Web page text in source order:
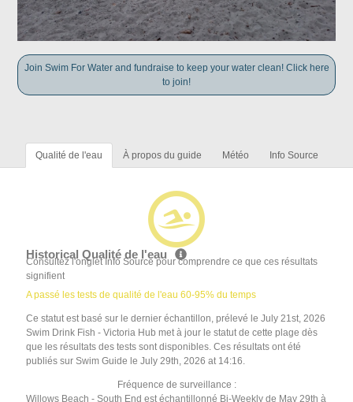
Join Swim For Water and fundraise to keep your water clean! Click here
to join!
Qualité de l'eau À propos du guide Météo Info Source
Historical Qualité de l'eau
Consultez l'onglet Info Source pour comprendre ce que ces résultats
signifient
A passé les tests de qualité de l'eau 60-95% du temps
Ce statut est basé sur le dernier échantillon, prélevé le July 21st, 2026
Swim Drink Fish - Victoria Hub met à jour le statut de cette plage dès
que les résultats des tests sont disponibles. Ces résultats ont été
publiés sur Swim Guide le July 29th, 2026 at 14:16.
Fréquence de surveillance :
Willows Beach - South End est échantillonné Bi-Weekly de May 29th à